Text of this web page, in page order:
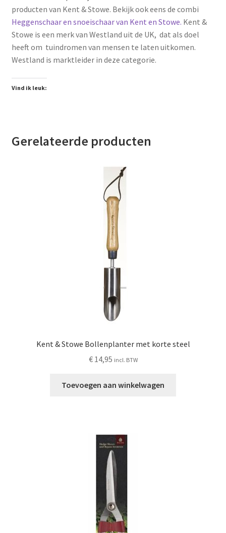
producten van Kent & Stowe. Bekijk ook eens de combi
Heggenschaar en snoeischaar van Kent en Stowe. Kent &
Stowe is een merk van Westland uit de UK, dat als doel
heeft om tuindromen van mensen te laten uitkomen.
Westland is marktleider in deze categorie.
Vind ik leuk:
Gerelateerde producten
Kent & Stowe Bollenplanter met korte steel
€14,95 incl. BTW
Toevoegen aan winkelwagen